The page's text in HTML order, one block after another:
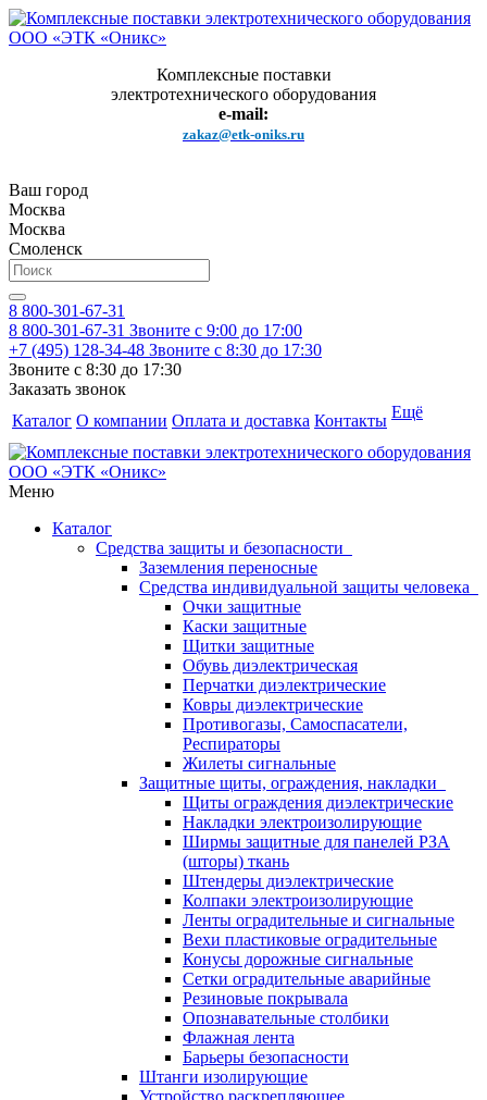
Комплексные поставки
электротехнического оборудования
e-mail:
zakaz@etk-oniks.ru
Ваш город
Москва
Москва
Смоленск
8 800-301-67-31
8 800-301-67-31 Звоните с 9:00 до 17:00
+7 (495) 128-34-48 Звоните с 8:30 до 17:30
Звоните с 8:30 до 17:30
Заказать звонок
Каталог О компании Оплата и доставка Контакты Ещё
Меню
Каталог
Средства защиты и безопасности
Заземления переносные
Средства индивидуальной защиты человека
Очки защитные
Каски защитные
Щитки защитные
Обувь диэлектрическая
Перчатки диэлектрические
Ковры диэлектрические
Противогазы, Самоспасатели,
Респираторы
Жилеты сигнальные
Защитные щиты, ограждения, накладки
Щиты ограждения диэлектрические
Накладки электроизолирующие
Ширмы защитные для панелей РЗА
(шторы) ткань
Штендеры диэлектрические
Колпаки электроизолирующие
Ленты оградительные и сигнальные
Вехи пластиковые оградительные
Конусы дорожные сигнальные
Сетки оградительные аварийные
Резиновые покрывала
Опознавательные столбики
Флажная лента
Барьеры безопасности
Штанги изолирующие
Устройство раскрепляющее